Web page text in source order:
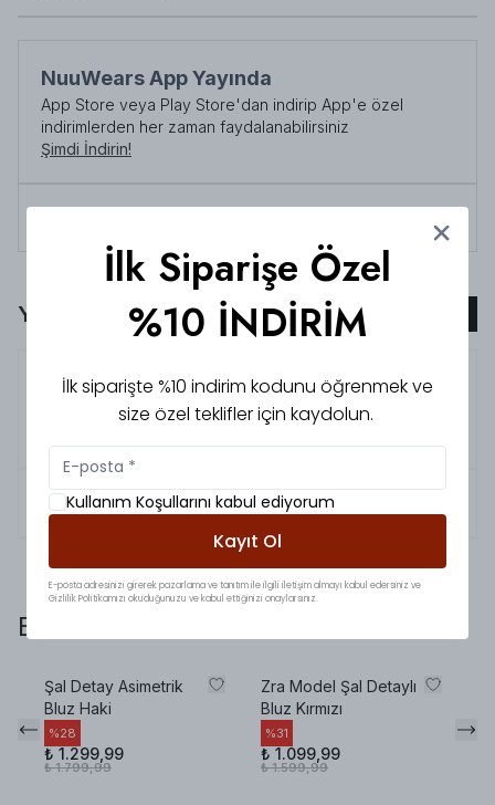
NuuWears App Yayında
App Store veya Play Store'dan indirip App'e özel
indirimlerden her zaman faydalanabilirsiniz
Şimdi İndirin!
Yorumlar
5.0
5.0
Bunlara da baktınız mı?
Şal Detay Asimetrik
Bluz Haki
%28
₺ 1.299,99
₺ 1.799,99
Zra Model Şal Detaylı
Bluz Kırmızı
%31
₺ 1.099,99
₺ 1.599,99
İlk Siparişe Özel
%10 İNDİRİM
İlk siparişte %10 indirim kodunu öğrenmek ve
size özel teklifler için kaydolun.
Kullanım Koşullarını kabul ediyorum
Kayıt Ol
E-posta adresinizi girerek pazarlama ve tanıtım ile ilgili iletişim almayı kabul edersiniz ve
Gizlilik Politikamızı okuduğunuzu ve kabul ettiğinizi onaylarsınız.